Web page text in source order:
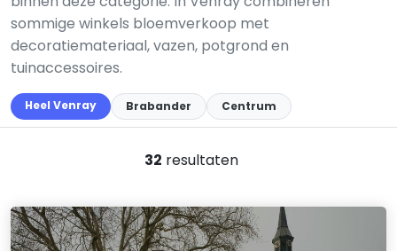
sommige winkels bloemverkoop met
decoratiemateriaal, vazen, potgrond en
tuinaccessoires.
Heel Venray Brabander Centrum
32 resultaten